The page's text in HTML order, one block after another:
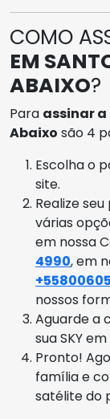
COMO
EM
ABAIXO?
Para assinar a
Abaixo são 4
Escolha o
site.
Realize
várias
em nossa
4990, em
nossos
Aguarde a
sua SKY
Pronto!
família e
satélite do